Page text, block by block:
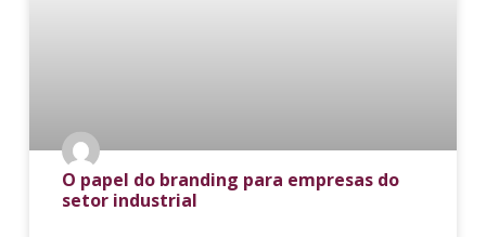
O papel do branding para empresas do
setor industrial